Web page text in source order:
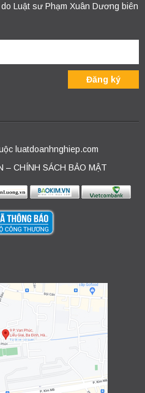
Luật sư Phạm Xuân Dương biên
luatdoanhnghiep.com
– CHÍNH SÁCH BẢO MẬT